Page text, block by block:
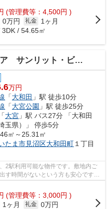
(管理費等：4,500円 )
0万円 礼金
1ヶ月
3DK / 54.65㎡
ンリット・ビラ五番館
万円
「大和田 」駅 徒歩10分
「大宮公園 」駅 徒歩25分
「大宮 」駅 バス27分 「大和田
玉県）」 停歩5分
㎡～25.31㎡
たま市見沼区大和田町 １丁目
2駅利用可能な物件です。敷地内ご
す時間がないという方も安心です。
...
(管理費等：3,000円 )
1ヶ月 礼金 0万円